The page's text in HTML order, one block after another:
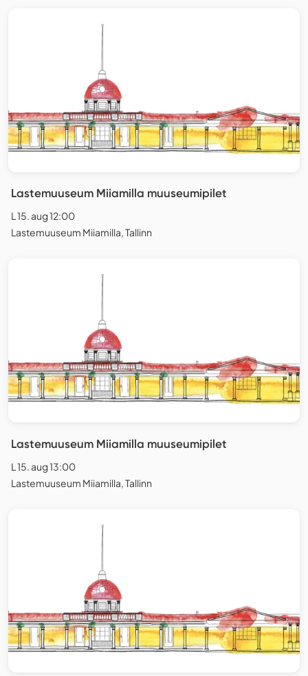
Lastemuuseum Miiamilla muuseumipilet
L 15. aug 12:00
Lastemuuseum Miiamilla, Tallinn
Lastemuuseum Miiamilla muuseumipilet
L 15. aug 13:00
Lastemuuseum Miiamilla, Tallinn